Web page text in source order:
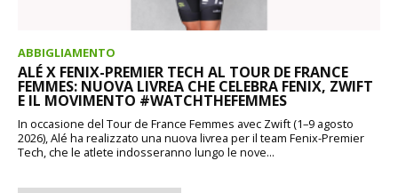
ABBIGLIAMENTO
ALÉ X FENIX-PREMIER TECH AL TOUR DE FRANCE
FEMMES: NUOVA LIVREA CHE CELEBRA FENIX, ZWIFT
E IL MOVIMENTO #WATCHTHEFEMMES
In occasione del Tour de France Femmes avec Zwift (1–9 agosto
2026), Alé ha realizzato una nuova livrea per il team Fenix-Premier
Tech, che le atlete indosseranno lungo le nove...